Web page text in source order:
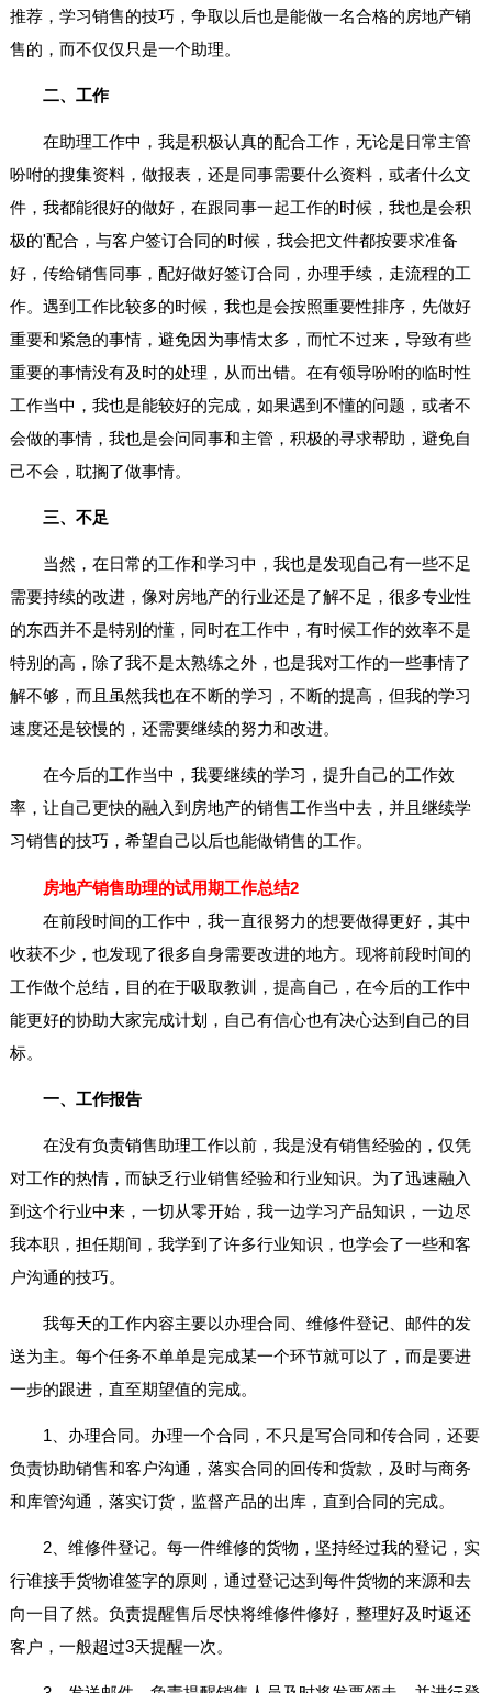
推荐，学习销售的技巧，争取以后也是能做一名合格的房地产销
售的，而不仅仅只是一个助理。
二、工作
在助理工作中，我是积极认真的配合工作，无论是日常主管
吩咐的搜集资料，做报表，还是同事需要什么资料，或者什么文
件，我都能很好的做好，在跟同事一起工作的时候，我也是会积
极的'配合，与客户签订合同的时候，我会把文件都按要求准备
好，传给销售同事，配好做好签订合同，办理手续，走流程的工
作。遇到工作比较多的时候，我也是会按照重要性排序，先做好
重要和紧急的事情，避免因为事情太多，而忙不过来，导致有些
重要的事情没有及时的处理，从而出错。在有领导吩咐的临时性
工作当中，我也是能较好的完成，如果遇到不懂的问题，或者不
会做的事情，我也是会问同事和主管，积极的寻求帮助，避免自
己不会，耽搁了做事情。
三、不足
当然，在日常的工作和学习中，我也是发现自己有一些不足
需要持续的改进，像对房地产的行业还是了解不足，很多专业性
的东西并不是特别的懂，同时在工作中，有时候工作的效率不是
特别的高，除了我不是太熟练之外，也是我对工作的一些事情了
解不够，而且虽然我也在不断的学习，不断的提高，但我的学习
速度还是较慢的，还需要继续的努力和改进。
在今后的工作当中，我要继续的学习，提升自己的工作效
率，让自己更快的融入到房地产的销售工作当中去，并且继续学
习销售的技巧，希望自己以后也能做销售的工作。
房地产销售助理的试用期工作总结2
在前段时间的工作中，我一直很努力的想要做得更好，其中
收获不少，也发现了很多自身需要改进的地方。现将前段时间的
工作做个总结，目的在于吸取教训，提高自己，在今后的工作中
能更好的协助大家完成计划，自己有信心也有决心达到自己的目
标。
一、工作报告
在没有负责销售助理工作以前，我是没有销售经验的，仅凭
对工作的热情，而缺乏行业销售经验和行业知识。为了迅速融入
到这个行业中来，一切从零开始，我一边学习产品知识，一边尽
我本职，担任期间，我学到了许多行业知识，也学会了一些和客
户沟通的技巧。
我每天的工作内容主要以办理合同、维修件登记、邮件的发
送为主。每个任务不单单是完成某一个环节就可以了，而是要进
一步的跟进，直至期望值的完成。
1、办理合同。办理一个合同，不只是写合同和传合同，还要
负责协助销售和客户沟通，落实合同的回传和货款，及时与商务
和库管沟通，落实订货，监督产品的出库，直到合同的完成。
2、维修件登记。每一件维修的货物，坚持经过我的登记，实
行谁接手货物谁签字的原则，通过登记达到每件货物的来源和去
向一目了然。负责提醒售后尽快将维修件修好，整理好及时返还
客户，一般超过3天提醒一次。